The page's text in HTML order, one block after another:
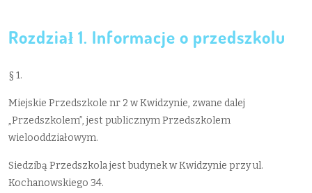
Rozdział 1. Informacje o przedszkolu
§ 1.
Miejskie Przedszkole nr 2 w Kwidzynie, zwane dalej
„Przedszkolem”, jest publicznym Przedszkolem
wielooddziałowym.
Siedzibą Przedszkola jest budynek w Kwidzynie przy ul.
Kochanowskiego 34.